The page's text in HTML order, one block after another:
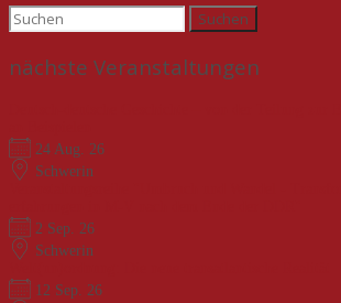
Suchen
nächste Veranstaltungen
24 Aug. 26
Schwerin
2 Sep. 26
Schwerin
12 Sep. 26